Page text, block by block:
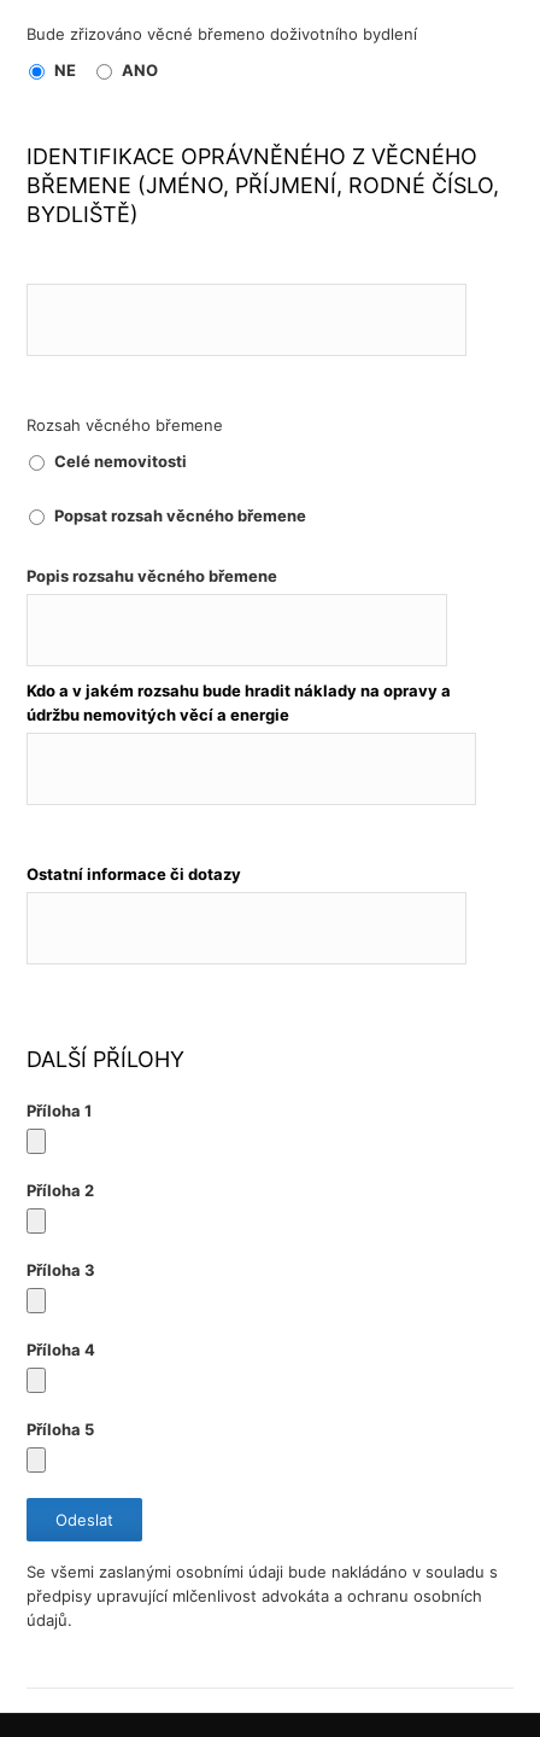
Bude zřizováno věcné břemeno doživotního bydlení
NE
ANO
IDENTIFIKACE OPRÁVNĚNÉHO Z VĚCNÉHO
BŘEMENE (JMÉNO, PŘÍJMENÍ, RODNÉ ČÍSLO,
BYDLIŠTĚ)
Rozsah věcného břemene
Celé nemovitosti
Popsat rozsah věcného břemene
Popis rozsahu věcného břemene
Kdo a v jakém rozsahu bude hradit náklady na opravy a
údržbu nemovitých věcí a energie
Ostatní informace či dotazy
DALŠÍ PŘÍLOHY
Příloha 1
Příloha 2
Příloha 3
Příloha 4
Příloha 5
Se všemi zaslanými osobními údaji bude nakládáno v souladu s
předpisy upravující mlčenlivost advokáta a ochranu osobních
údajů.